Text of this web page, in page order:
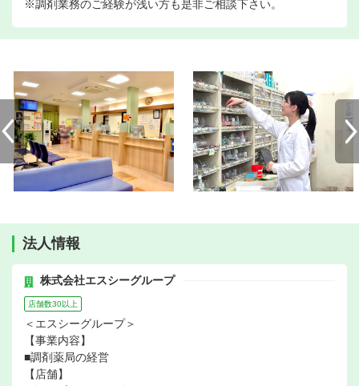
※調剤業務のご経験が浅い方も是非ご相談下さい。
法人情報
株式会社エスシーグループ
店舗数30以上
＜エスシーグループ＞
【事業内容】
■調剤薬局の経営
【店舗】